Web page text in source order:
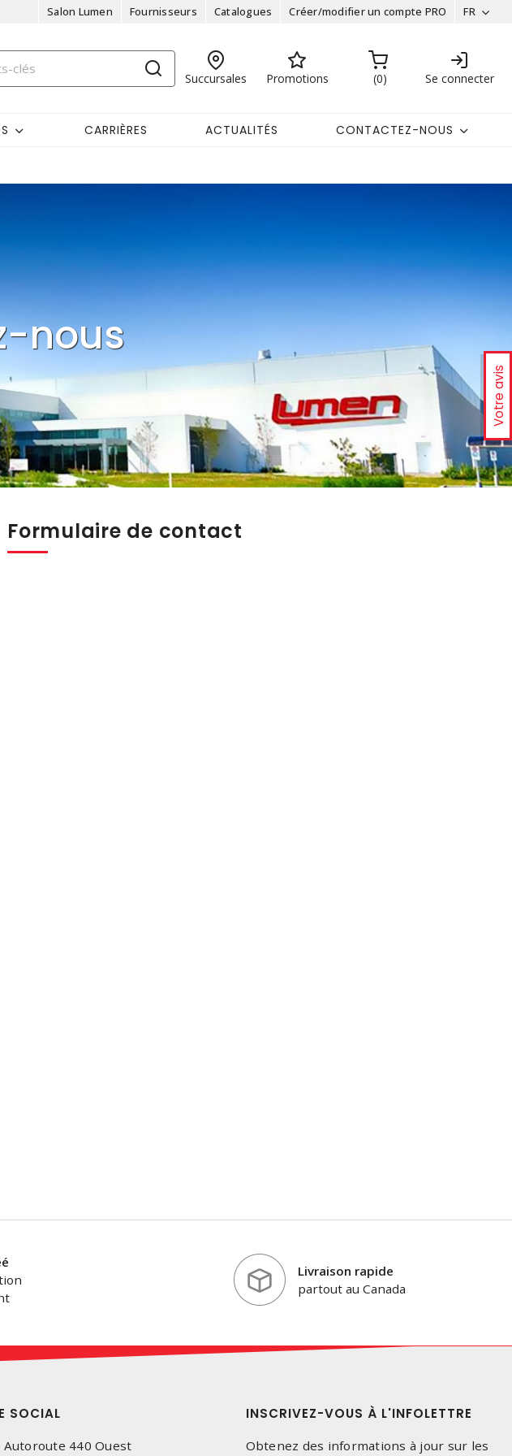
Salon Lumen Fournisseurs Catalogues Créer/modifier un compte PRO FR
Succursales Promotions 0 Se connecter
CARRIÈRES ACTUALITÉS CONTACTEZ-NOUS
Votre avis
nous
Formulaire de contact
Livraison rapide
partout au Canada
SOCIAL
Autoroute 440 Ouest
INSCRIVEZ-VOUS À L'INFOLETTRE
Obtenez des informations à jour sur les